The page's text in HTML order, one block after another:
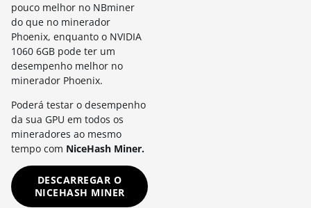
pouco melhor no NBminer
do que no minerador
Phoenix, enquanto o NVIDIA
1060 6GB pode ter um
desempenho melhor no
minerador Phoenix.
Poderá testar o desempenho
da sua GPU em todos os
mineradores ao mesmo
tempo com NiceHash Miner.
DESCARREGAR O
NICEHASH MINER